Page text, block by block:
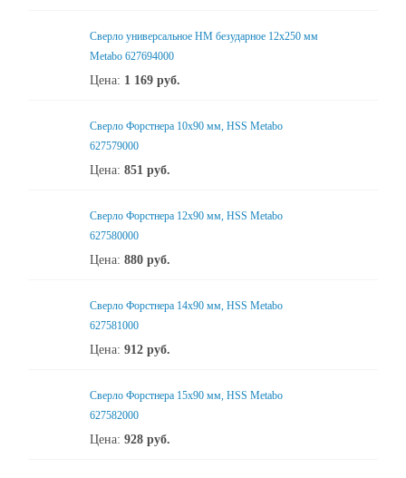
Сверло универсальное НМ безударное 12x250 мм
Metabo 627694000
Цена: 1 169 руб.
Сверло Форстнера 10х90 мм, HSS Metabo
627579000
Цена: 851 руб.
Сверло Форстнера 12х90 мм, HSS Metabo
627580000
Цена: 880 руб.
Сверло Форстнера 14х90 мм, HSS Metabo
627581000
Цена: 912 руб.
Сверло Форстнера 15х90 мм, HSS Metabo
627582000
Цена: 928 руб.